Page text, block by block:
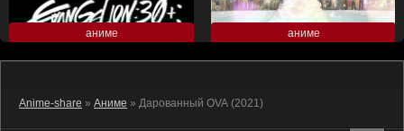
аниме аниме
Anime-share » Аниме » Дарованный OVA (2021)